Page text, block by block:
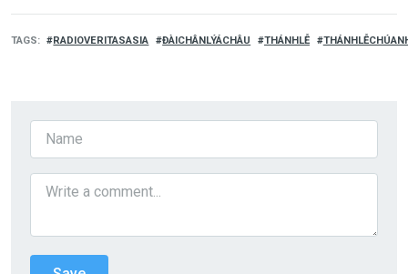
TAGS RADIOVERITASASIA ĐÀICHÂNLÝÁCHÂU THÁNHLỄ